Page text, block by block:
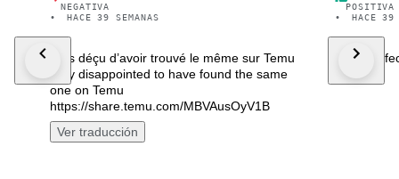
NEGATIVA
•
HACE 39 SEMANAS
Très déçu d’avoir trouvé le même sur Temu
Very disappointed to have found the same
one on Temu
https://share.temu.com/MBVAusOyV1B
Ver traducción
POSITIVA
•
HACE 39
Todo